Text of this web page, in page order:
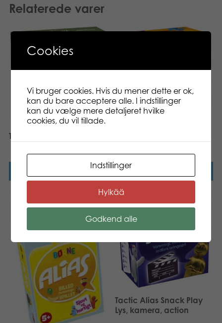
Relaterede varer
Tactic Alias Legender
Mums
Tactic Alias Snack Play
Lys, kamera, action
Cookies
Vi bruger cookies. Hvis du mener dette er ok,
kan du bare acceptere alle. I indstillinger
kan du vælge mere detaljeret hvilke
cookies, du vil tillade.
Indstillinger
Hylkää
Godkend alle